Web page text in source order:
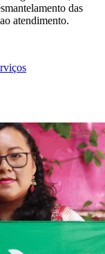
das
atendimento.